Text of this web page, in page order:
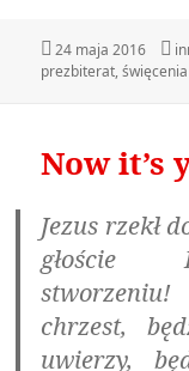
Data
publikacji
24 maja 2016
prezbiterat,święcenia
Now it’s
Jezus rzekł
głoście
chrzest,
uwierzy,